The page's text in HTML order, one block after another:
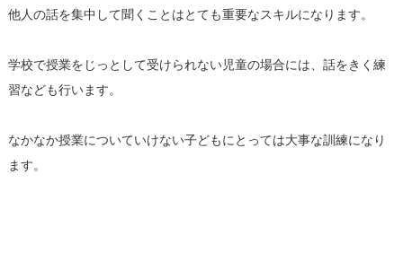
他人の話を集中して聞くことはとても重要なスキルになります。
学校で授業をじっとして受けられない児童の場合には、話をきく練
習なども行います。
なかなか授業についていけない子どもにとっては大事な訓練になり
ます。